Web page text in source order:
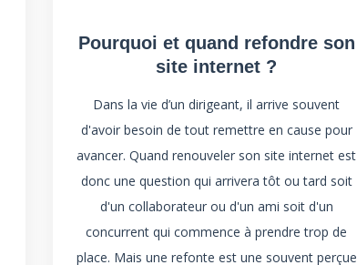
Pourquoi et quand refondre son
site internet ?
Dans la vie d’un dirigeant, il arrive souvent
d'avoir besoin de tout remettre en cause pour
avancer. Quand renouveler son site internet est
donc une question qui arrivera tôt ou tard soit
d'un collaborateur ou d'un ami soit d'un
concurrent qui commence à prendre trop de
place. Mais une refonte est une souvent perçue